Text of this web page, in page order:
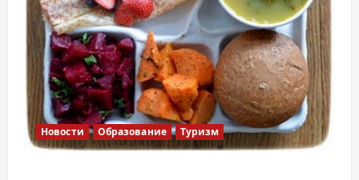
Новости Образование Туризм